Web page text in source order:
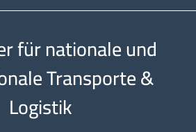
für nationale und
Transporte &
Logistik